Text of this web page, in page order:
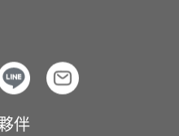
伴